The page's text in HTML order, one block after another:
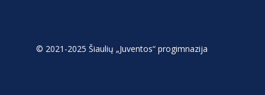
© 2021-2025 Šiaulių „Juventos“ progimnazija